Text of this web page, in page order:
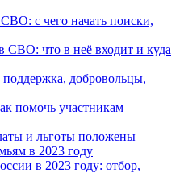
с чего начать поиски,
СВО: что в неё входит и куда
добровольцы,
помочь участникам
и льготы положены
в 2023 году
в 2023 году: отбор,